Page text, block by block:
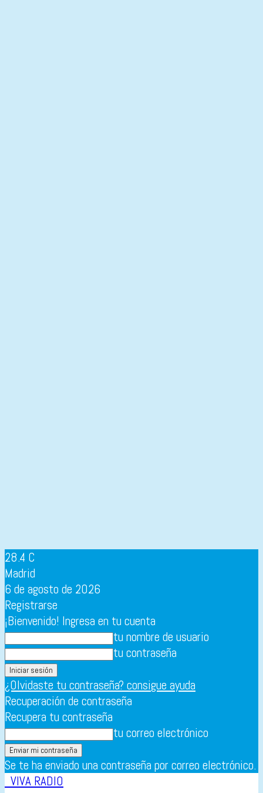
28.4 C
Madrid
6 de agosto de 2026
Registrarse
¡Bienvenido! Ingresa en tu cuenta
tu nombre de usuario
tu contraseña
¿Olvidaste tu contraseña? consigue ayuda
Recuperación de contraseña
Recupera tu contraseña
tu correo electrónico
Se te ha enviado una contraseña por correo electrónico.
VIVA RADIO